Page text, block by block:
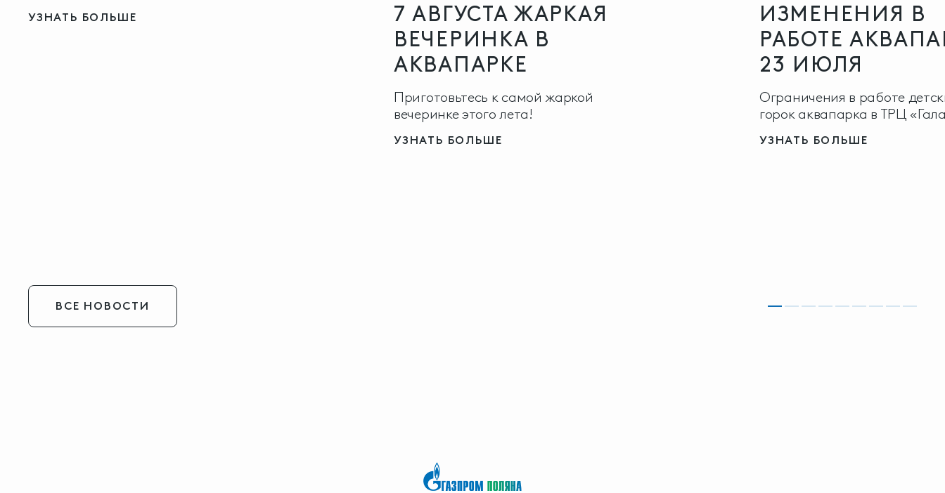
УЗНАТЬ БОЛЬШЕ
7 АВГУСТА ЖАРКАЯ
ВЕЧЕРИНКА В
АКВАПАРКЕ
Приготовьтесь к самой жаркой
вечеринке этого лета!
УЗНАТЬ БОЛЬШЕ
ИЗМЕНЕНИЯ В
РАБОТЕ
23 ИЮЛЯ
Ограничения в работе
горок аквапарка в ТРЦ
УЗНАТЬ БОЛЬШЕ
ВСЕ НОВОСТИ